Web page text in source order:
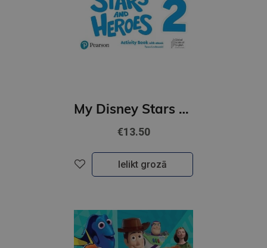
My Disney Stars and Heroes British Edition Level 2 Activity Book with eBook
€13.50
Ielikt grozā